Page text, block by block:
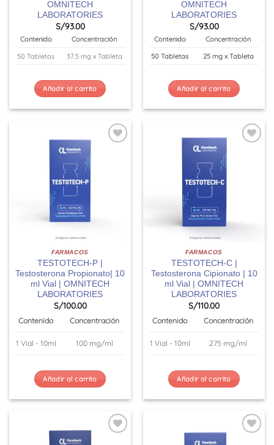
OMNITECH
LABORATORIES
S/93.00
Contenido
Concentración
50 Tabletas
37,5 mg x Tableta
Añadir al carrito
OMNITECH
LABORATORIES
S/93.00
Contenido
Concentración
50 Tabletas
25 mg x Tableta
Añadir al carrito
FARMACOS
TESTOTECH-P |
Testosterona Propionato| 10
ml Vial | OMNITECH
LABORATORIES
S/100.00
Contenido Concentración
1 Vial - 10ml 100 mg/ml
Añadir al carrito
FARMACOS
TESTOTECH-C |
Testosterona Cipionato | 10
ml Vial | OMNITECH
LABORATORIES
S/110.00
Contenido Concentración
1 Vial - 10ml 275 mg/ml
Añadir al carrito